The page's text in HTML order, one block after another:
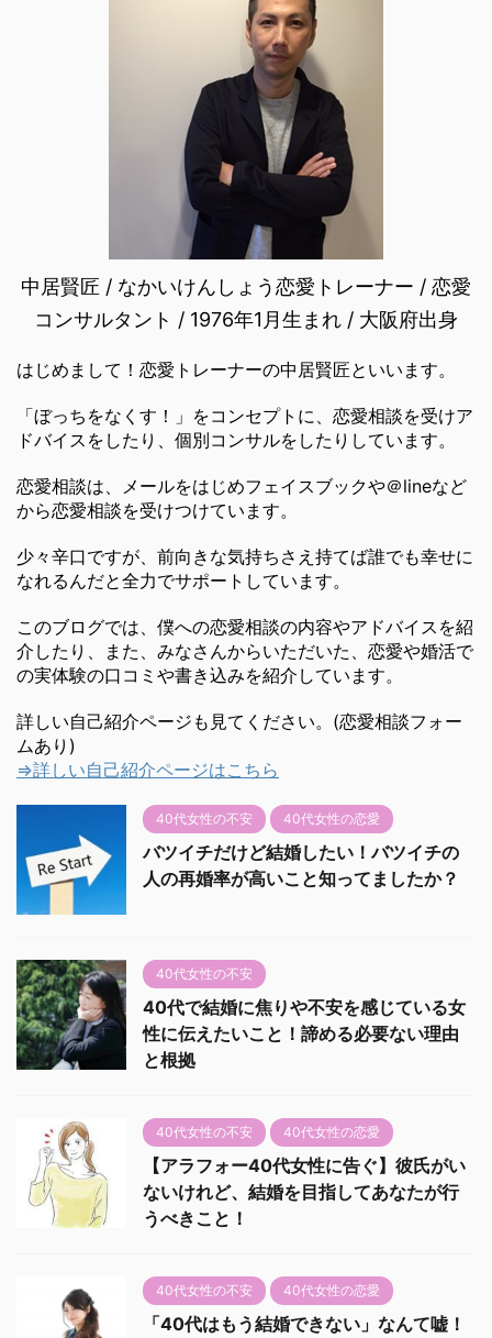
中居賢匠 / なかいけんしょう恋愛トレーナー / 恋愛
コンサルタント / 1976年1月生まれ / 大阪府出身
はじめまして！恋愛トレーナーの中居賢匠といいます。
「ぼっちをなくす！」をコンセプトに、恋愛相談を受けア
ドバイスをしたり、個別コンサルをしたりしています。
恋愛相談は、メールをはじめフェイスブックや＠lineなど
から恋愛相談を受けつけています。
少々辛口ですが、前向きな気持ちさえ持てば誰でも幸せに
なれるんだと全力でサポートしています。
このブログでは、僕への恋愛相談の内容やアドバイスを紹
介したり、また、みなさんからいただいた、恋愛や婚活で
の実体験の口コミや書き込みを紹介しています。
詳しい自己紹介ページも見てください。(恋愛相談フォー
ムあり)
⇒詳しい自己紹介ページはこちら
40代女性の不安 40代女性の恋愛
バツイチだけど結婚したい！バツイチの
人の再婚率が高いこと知ってましたか？
40代女性の不安
40代で結婚に焦りや不安を感じている女
性に伝えたいこと！諦める必要ない理由
と根拠
40代女性の不安 40代女性の恋愛
【アラフォー40代女性に告ぐ】彼氏がい
ないけれど、結婚を目指してあなたが行
うべきこと！
40代女性の不安 40代女性の恋愛
「40代はもう結婚できない」なんて嘘！